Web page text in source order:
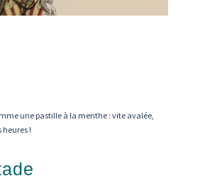
une pastille à la menthe : vite avalée,
heures !